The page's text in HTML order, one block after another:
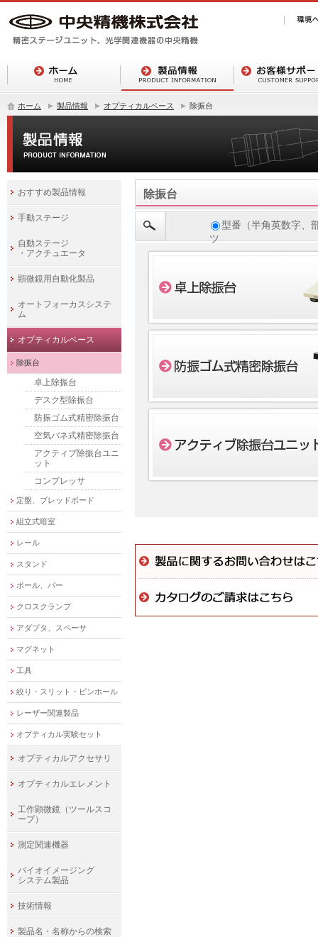
ホーム 製品情報 オプティカルベース 除振台
除振台
型番（半角英数字、
ツ
おすすめ製品情報
手動ステージ
自動ステージ
・アクチュエータ
顕微鏡用自動化製品
オートフォーカスシステ
ム
オプティカルベース
除振台
卓上除振台
デスク型除振台
防振ゴム式精密除振台
空気バネ式精密除振台
アクティブ除振台ユニ
ット
コンプレッサ
定盤、ブレッドボード
組立式暗室
レール
スタンド
ポール、バー
クロスクランプ
アダプタ、スペーサ
マグネット
工具
絞り・スリット・ピンホール
レーザー関連製品
オプティカル実験セット
オプティカルアクセサリ
オプティカルエレメント
工作顕微鏡（ツールスコ
ープ）
測定関連機器
バイオイメージング
システム製品
技術情報
製品名・名称からの検索